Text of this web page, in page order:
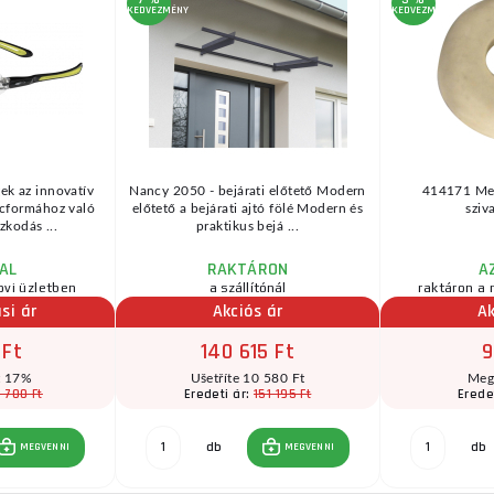
az innovatív
való
...
üzletben
ár
17%
700 Ft
MEGVENNI
KEDVEZMÉNY
Nancy 2050 - bejárati előtető Modern
előtető a bejárati ajtó fölé Modern és
praktikus bejá ...
RAKTÁRON
a szállítónál
Akciós ár
140 615 Ft
Ušetříte 10 580 Ft
Eredeti ár: 151 195 Ft
db MEGVENNI
KEDVEZMÉNY
414171
raktáron a
db